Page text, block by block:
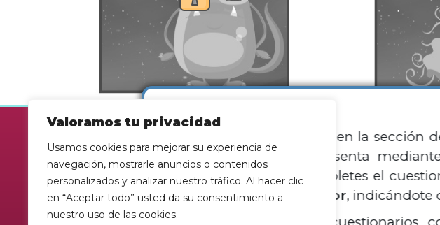
Valoramos tu privacidad
Usamos cookies para mejorar su experiencia de
navegación, mostrarle anuncios o contenidos
personalizados y analizar nuestro tráfico. Al hacer clic
en “Aceptar todo” usted da su consentimiento a
nuestro uso de las cookies.
Estás en la sección
representa
completes el
a color, indicándote